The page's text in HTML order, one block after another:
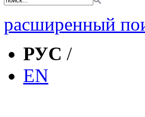
расширенный
РУС /
EN